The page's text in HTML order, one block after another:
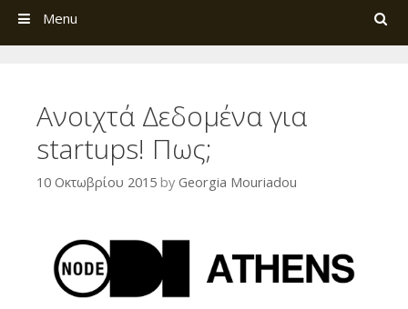
Search
Menu
Ανοιχτά Δεδομένα για
startups! Πως;
10 Οκτωβρίου 2015 by Georgia Mouriadou